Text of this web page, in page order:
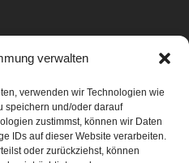
verwalten
verwenden wir Technologien wie
speichern und/oder darauf
zustimmst, können wir Daten
IDs auf dieser Website verarbeiten.
oder zurückziehst, können